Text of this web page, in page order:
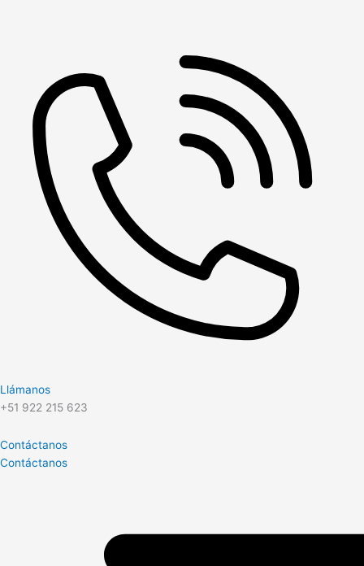
Llámanos
+51 922 215 623
Contáctanos
Contáctanos